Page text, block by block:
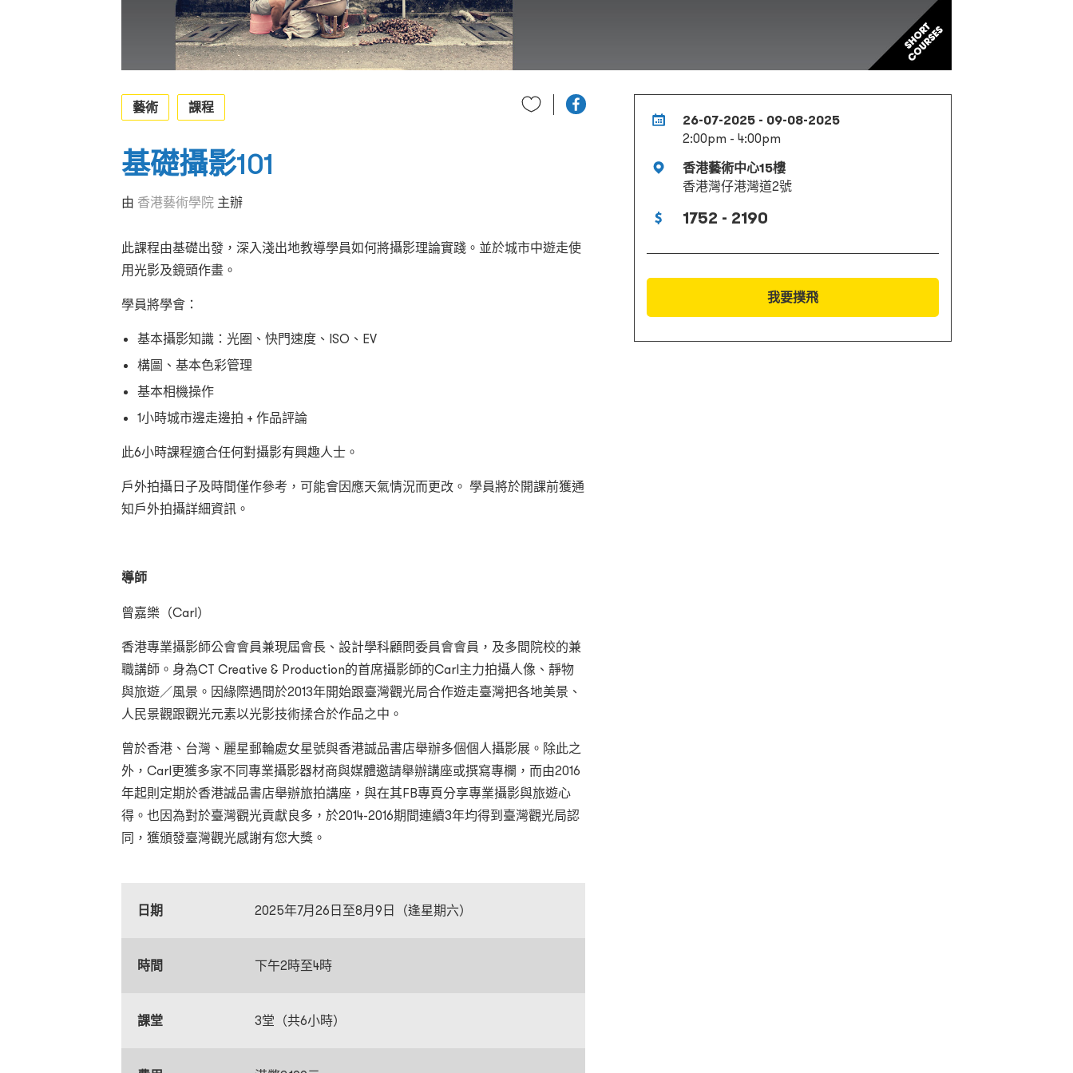
26-07-2025 - 09-08-2025
2:00pm - 4:00pm
香港藝術中心15樓
香港灣仔港灣道2號
1752 - 2190
我要撲飛
藝術 課程
基礎攝影101
由 香港藝術學院 主辦
此課程由基礎出發，深入淺出地教導學員如何將攝影理論實踐。並於城市中遊走使
用光影及鏡頭作畫。
學員將學會：
基本攝影知識：光圈、快門速度、ISO、EV
構圖、基本色彩管理
基本相機操作
1小時城市邊走邊拍 + 作品評論
此6小時課程適合任何對攝影有興趣人士。
戶外拍攝日子及時間僅作參考，可能會因應天氣情況而更改。 學員將於開課前獲通
知戶外拍攝詳細資訊。
導師
曾嘉樂（Carl）
香港專業攝影師公會會員兼現屆會長、設計學科顧問委員會會員，及多間院校的兼
職講師。身為CT Creative & Production的首席攝影師的Carl主力拍攝人像、靜物
與旅遊／風景。因緣際遇間於2013年開始跟臺灣觀光局合作遊走臺灣把各地美景、
人民景觀跟觀光元素以光影技術揉合於作品之中。
曾於香港、台灣、麗星郵輪處女星號與香港誠品書店舉辦多個個人攝影展。除此之
外，Carl更獲多家不同專業攝影器材商與媒體邀請舉辦講座或撰寫專欄，而由2016
年起則定期於香港誠品書店舉辦旅拍講座，與在其FB專頁分享專業攝影與旅遊心
得。也因為對於臺灣觀光貢獻良多，於2014-2016期間連續3年均得到臺灣觀光局認
同，獲頒發臺灣觀光感謝有您大獎。
日期 2025年7月26日至8月9日（逢星期六）
時間 下午2時至4時
課堂 3堂（共6小時）